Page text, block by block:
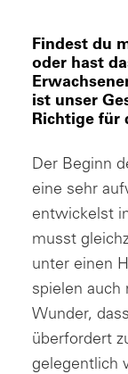
Findest du
oder hast
ist unser
Richtige für
Der Beginn
eine sehr
entwickelst
musst
unter einen
spielen auch
Wunder,
überfordert
gelegentlich